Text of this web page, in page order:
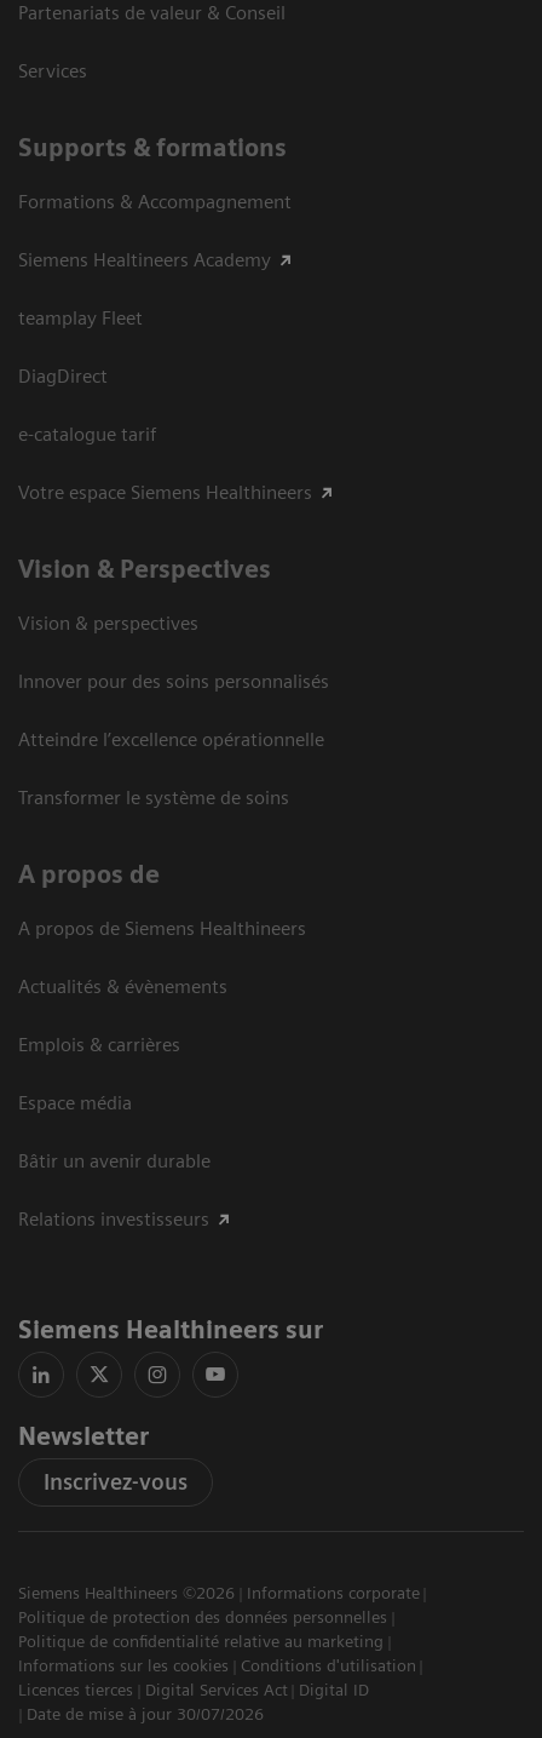
Partenariats de valeur & Conseil
Services
Supports & formations
Formations & Accompagnement
Siemens Healtineers Academy
teamplay Fleet
DiagDirect
e-catalogue tarif
Votre espace Siemens Healthineers
Vision ​& Perspectives
Vision & perspectives
Innover pour des soins personnalisés
Atteindre l’excellence opérationnelle
Transformer le système de soins
A propos de
A propos de Siemens Healthineers
Actualités & évènements
Emplois & carrières
Espace média
Bâtir un avenir durable
Relations investisseurs
Siemens Healthineers sur
Newsletter
Inscrivez-vous
Siemens Healthineers ©2026
Informations corporate
Politique de protection des données personnelles
Politique de confidentialité relative au marketing
Informations sur les cookies
Conditions d'utilisation
Licences tierces
Digital Services Act
Digital ID
Date de mise à jour 30/07/2026